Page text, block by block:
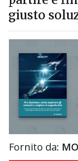
giusto
Fornito da: